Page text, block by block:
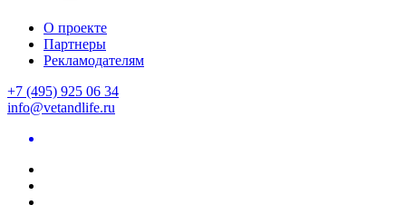
О проекте
Партнеры
Рекламодателям
+7 (495) 925 06 34
info@vetandlife.ru